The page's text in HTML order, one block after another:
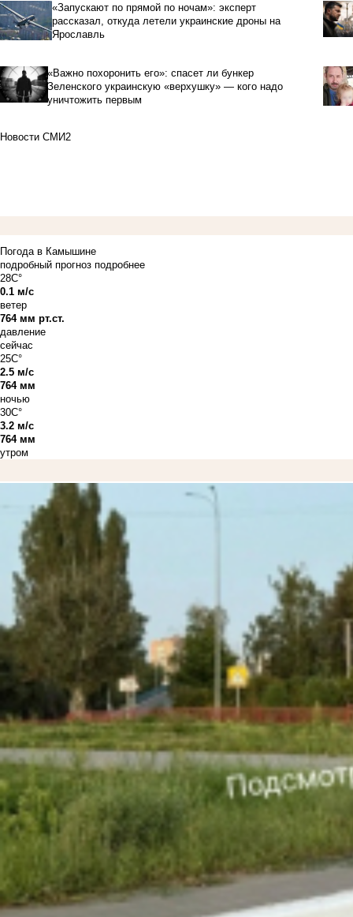
«Запускают по прямой по ночам»: эксперт
рассказал, откуда летели украинские дроны на
Ярославль
«Важно похоронить его»: спасет ли бункер
Зеленского украинскую «верхушку» — кого надо
уничтожить первым
Новости СМИ2
Погода в Камышине
подробный прогноз подробнее
28C°
0.1 м/с
ветер
764 мм рт.ст.
давление
сейчас
25C°
2.5 м/с
764 мм
ночью
30C°
3.2 м/с
764 мм
утром